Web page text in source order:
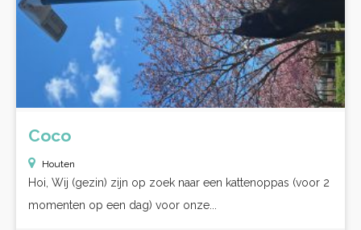
Coco
Houten
Hoi, Wij (gezin) zijn op zoek naar een kattenoppas (voor 2
momenten op een dag) voor onze...